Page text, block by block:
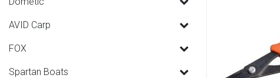
AVID Carp
FOX
Spartan Boats